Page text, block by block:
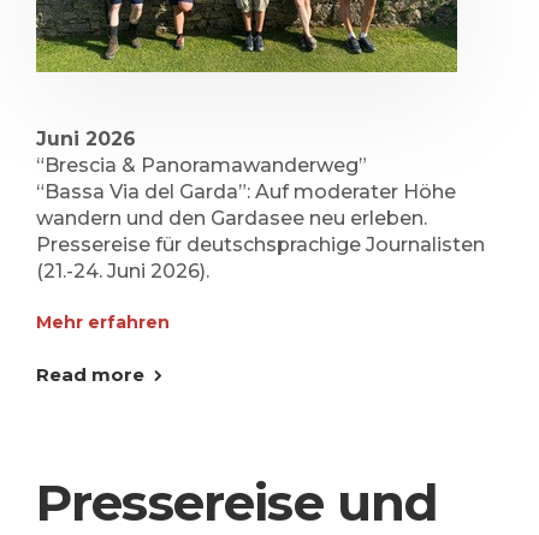
Juni 2026
“Brescia & Panoramawanderweg”
“Bassa Via del Garda”: Auf moderater Höhe
wandern und den Gardasee neu erleben.
Pressereise für deutschsprachige Journalisten
(21.-24. Juni 2026).
Mehr erfahren
Read more
Pressereise und